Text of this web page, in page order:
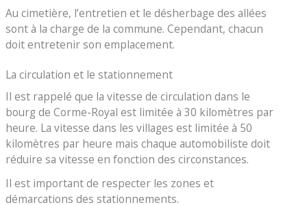
Au cimetière, l’entretien et le désherbage des allées
sont à la charge de la commune. Cependant, chacun
doit entretenir son emplacement.
La circulation et le stationnement
Il est rappelé que la vitesse de circulation dans le
bourg de Corme-Royal est limitée à 30 kilomètres par
heure. La vitesse dans les villages est limitée à 50
kilomètres par heure mais chaque automobiliste doit
réduire sa vitesse en fonction des circonstances.
Il est important de respecter les zones et
démarcations des stationnements.